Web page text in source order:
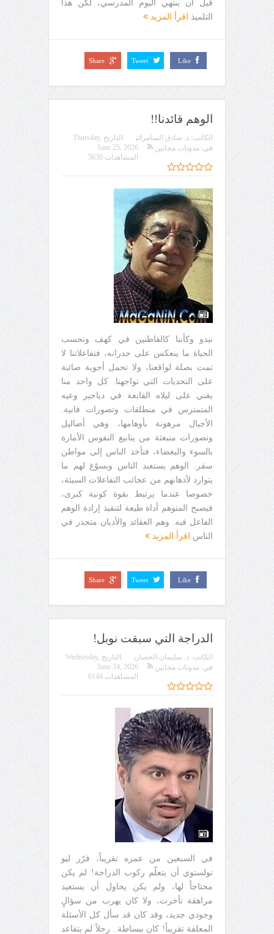
قبل أن ينتهي اليوم المدرسي، لكن هذا
التلميذ اقرأ المزيد
Like
Tweet
Share
الوهم قائدنا!!
الكاتب: د. صادق السامرائي التاريخ Thursday,
June 25, 2026
في: مدونات مجانين
المشاهدات 5630
نبدو وكأننا كالقاطنين في كهف ونحسب
الحياة ما ينعكس على جدرانه، فتفاعلاتنا لا
تمت بصلة لواقعنا، ولا تحمل أجوبة صائبة
على التحديات التي تواجهنا. كل واحد منا
يغني على ليلاه القابعة في دياجير وعيه
المتمترس في منطلقات وتصورات فانية.
الأجيال مرهونة بأوهامها، وهي أضاليل
وتصورات منبعثة من ينابيع النفوس الأمارة
بالسوء والبغضاء، فتأخذ الناس إلى مواطن
سقر. الوهم يستعبد الناس ويسوّغ لهم ما
يتوارد لأذهانهم من عجائب التفاعلات السيئة،
خصوصا عندما يرتبط بقوة كونية كبرى،
فيصبح المتوهم أداة طيعة لتنفيذ إرادة الوهم
الفاعل فيه. وهم العقائد والأديان متجذر في
الناس
اقرأ المزيد
Like
Tweet
Share
الدراجة التي سبقت نوبل!
الكاتب: د. سليمان الخضاري التاريخ Wednesday,
June 24, 2026
في: مدونات مجانين
المشاهدات 6144
في السبعين من عمره تقريباً، قرّر ليو
تولستوي أن يتعلّم ركوب الدراجة! لم يكن
محتاجاً لها، ولم يكن يحاول أن يستعيد
مراهقة تأخرت، ولا كان يهرب من سؤالٍ
وجودي جديد، وقد كان قد سأل كل الأسئلة
المعلقة تقريباً! كان ببساطة.. رجلاً لم يتقاعد